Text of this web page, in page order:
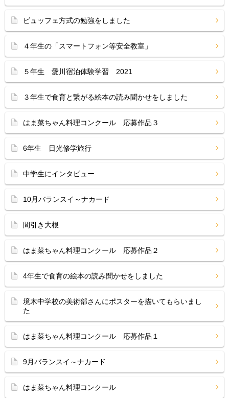
ビュッフェ方式の勉強をしました
４年生の「スマートフォン等安全教室」
５年生 愛川宿泊体験学習 2021
３年生で食育と繋がる絵本の読み聞かせをしました
はま菜ちゃん料理コンクール 応募作品３
6年生 日光修学旅行
中学生にインタビュー
10月バランスイ～ナカード
間引き大根
はま菜ちゃん料理コンクール 応募作品２
4年生で食育の絵本の読み聞かせをしました
境木中学校の美術部さんにポスターを描いてもらいまし
た
はま菜ちゃん料理コンクール 応募作品１
9月バランスイ～ナカード
はま菜ちゃん料理コンクール